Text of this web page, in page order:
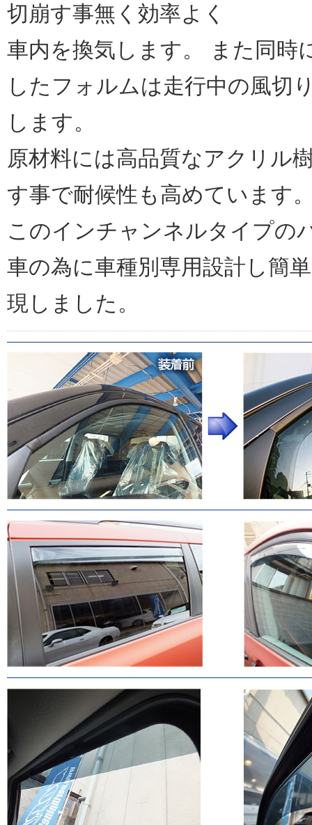
切崩す事無く効率よく
車内を換気します。 また同時
したフォルムは走行中の風切
します。
原材料には高品質なアクリル
す事で耐候性も高めています
このインチャンネルタイプの
車の為に車種別専用設計し簡
現しました。